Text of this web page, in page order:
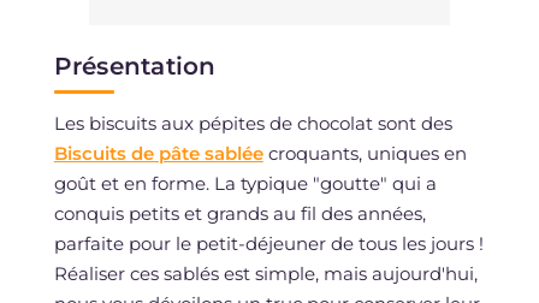
Présentation
Les biscuits aux pépites de chocolat sont des
Biscuits de pâte sabléecroquants, uniques en
goût et en forme. La typique "goutte" qui a
conquis petits et grands au fil des années,
parfaite pour le petit-déjeuner de tous les jours !
Réaliser ces sablés est simple, mais aujourd'hui,